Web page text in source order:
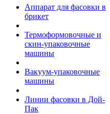
Аппарат для фасовки в
брикет
Термоформовочные и
скин-упаковочные
машины
Вакуум-упаковочные
машины
Линии фасовки в Дой-
Пак